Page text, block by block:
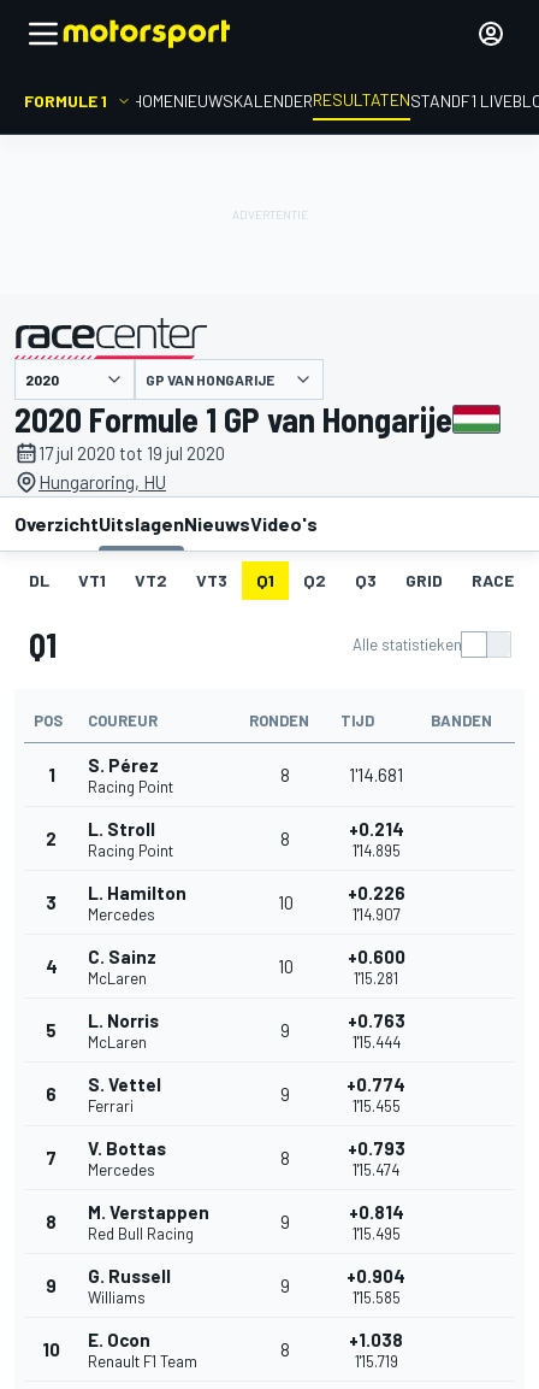
FORMULE 1 HOMENIEUWSKALENDERRESULTATENSTANDF1
gepresenteerd door GP VAN HONGARIJE
2020 Formule 1 GP van Hongarije
17 jul 2020 tot 19 jul 2020
Hungaroring, HU
OverzichtUitslagenNieuwsVideo's
DL VT1 VT2 VT3 Q1 Q2 Q3 GRID RACE
Q1 Alle statistieken
POS COUREUR RONDEN TIJD BANDEN
1 S. Pérez
Racing Point
8 1'14.681
2 L. Stroll
Racing Point
8 +0.214
1'14.895
3 L. Hamilton
Mercedes
10 +0.226
1'14.907
4 C. Sainz
McLaren
10 +0.600
1'15.281
5 L. Norris
McLaren
9 +0.763
1'15.444
6 S. Vettel
Ferrari
9 +0.774
1'15.455
7 V. Bottas
Mercedes
8 +0.793
1'15.474
8 M. Verstappen
Red Bull Racing
9 +0.814
1'15.495
9 G. Russell
Williams
9 +0.904
1'15.585
10 E. Ocon
Renault F1 Team
8 +1.038
1'15.719